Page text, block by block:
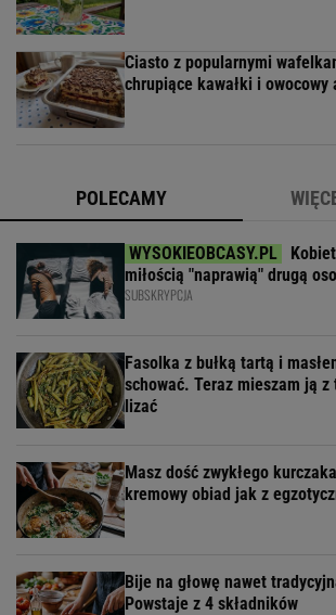
Ciasto z popularnymi
chrupiące kawałki i owocowy
POLECAMY
miłością "naprawią" drugą
SUBSKRYPCJA
Fasolka z bułką tartą i
schować. Teraz mieszam ją
lizać
Masz dość zwykłego
kremowy obiad jak z
Bije na głowę nawet
Powstaje z 4 składników